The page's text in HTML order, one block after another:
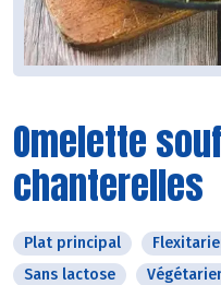
Omelette
chanterelles
Plat principal
Sans lactose